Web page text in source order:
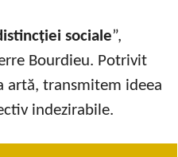
sociale”,
Bourdieu. Potrivit
artă, transmitem ideea
indezirabile.